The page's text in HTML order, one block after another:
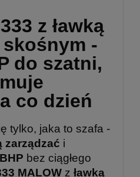
z ławką
-
do szatni,
co dzień
tylko, jaka to szafa -
zarządzać i
BHP bez ciągłego
MALOW z ławką